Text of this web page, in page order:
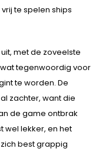
te spelen ships
met de zoveelste
tegenwoordig voor
te worden. De
zachter, want die
de game ontbrak
wel lekker, en het
best grappig